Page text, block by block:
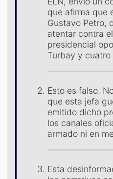
que afirma que
Gustavo Petro,
atentar contra
presidencial
Turbay y cuatro
Esto es falso.
que esta jefa
emitido dicho
los canales
armado ni en
Esta